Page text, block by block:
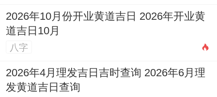
培元，但土厚埋金，易感思维滞塞，宜学习
沉淀，十月己亥，十一月庚子：水旺调候，
官杀有制，运势转顺，贵人运强，智慧与机
遇并存，利谈判与长远规划，十二月辛丑：
印比生扶，岁末收官，利于复盘，巩固基
2026年10月份开业黄道吉日 2026年开业黄
道吉日10月
八字
2026年4月理发吉日吉时查询 2026年6月理
发黄道吉日查询